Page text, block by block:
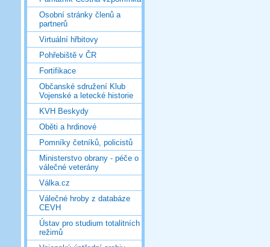
Osobní stránky členů a
partnerů
Virtuální hřbitovy
Pohřebiště v ČR
Fortifikace
Občanské sdružení Klub
Vojenské a letecké historie
KVH Beskydy
Oběti a hrdinové
Pomníky četníků, policistů
Ministerstvo obrany - péče o
válečné veterány
Válka.cz
Válečné hroby z databáze
CEVH
Ústav pro studium totalitních
režimů